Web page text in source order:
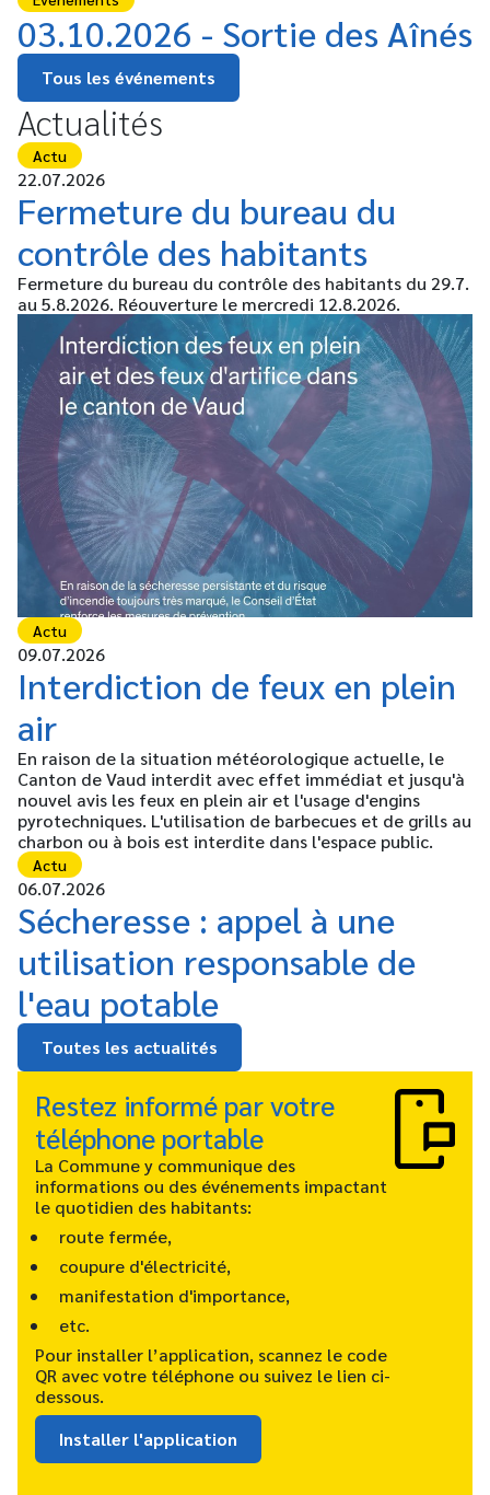
03.10.2026 - Sortie des Aînés
Tous les événements
Actualités
Actu
22.07.2026
Fermeture du bureau du
contrôle des habitants
Fermeture du bureau du contrôle des habitants du 29.7.
au 5.8.2026. Réouverture le mercredi 12.8.2026.
Actu
09.07.2026
Interdiction de feux en plein
air
En raison de la situation météorologique actuelle, le
Canton de Vaud interdit avec effet immédiat et jusqu'à
nouvel avis les feux en plein air et l'usage d'engins
pyrotechniques. L'utilisation de barbecues et de grills au
charbon ou à bois est interdite dans l'espace public.
Actu
06.07.2026
Sécheresse : appel à une
utilisation responsable de
l'eau potable
Toutes les actualités
Restez informé par votre
téléphone portable
La Commune y communique des
informations ou des événements impactant
le quotidien des habitants:
route fermée,
coupure d'électricité,
manifestation d'importance,
etc.
Pour installer l’application, scannez le code
QR avec votre téléphone ou suivez le lien ci-
dessous.
Installer l'application